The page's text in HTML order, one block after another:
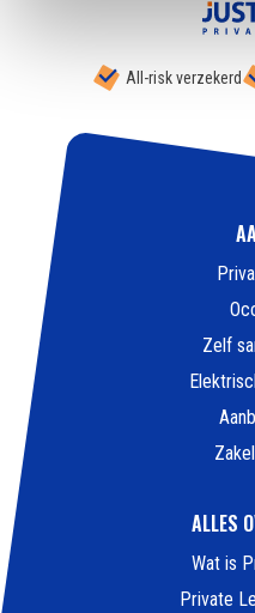
All-risk verzekerd
Zelf
ALLES
Wat is
Private